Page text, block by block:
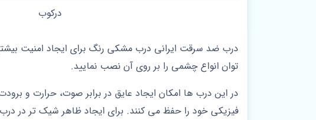
درکوب
درب ضد سرقت ایرانی درب مشکی رنگ برای ایجاد امنیت
توان انواع چشمی را بر روی آن نصب نمایید.
در این درب ها امکان ایجاد عایق در برابر صوت، حرارت و
فیزیکی خود را حفظ می کنند. برای ایجاد ظاهر شیک تر در درب